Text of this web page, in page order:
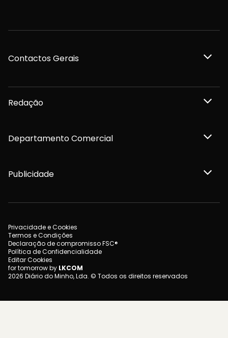
Contactos Gerais
Redação
Departamento Comercial
Publicidade
Privacidade e Cookies
Termos e Condições
Declaração de compromisso FSC®
Política de Confidencialidade
Editar Cookies
for tomorrow by LKCOM
2026 Diário do Minho, Lda. © Todos os direitos reservados